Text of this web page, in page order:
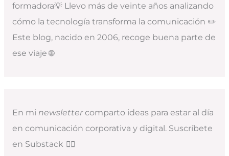
formadora💡 Llevo más de veinte años analizando
cómo la tecnología transforma la comunicación ✏️
Este blog, nacido en 2006, recoge buena parte de
ese viaje 🌐
En mi newslettercomparto ideas para estar al día
en comunicación corporativa y digital. Suscríbete
en Substack 👇🏻